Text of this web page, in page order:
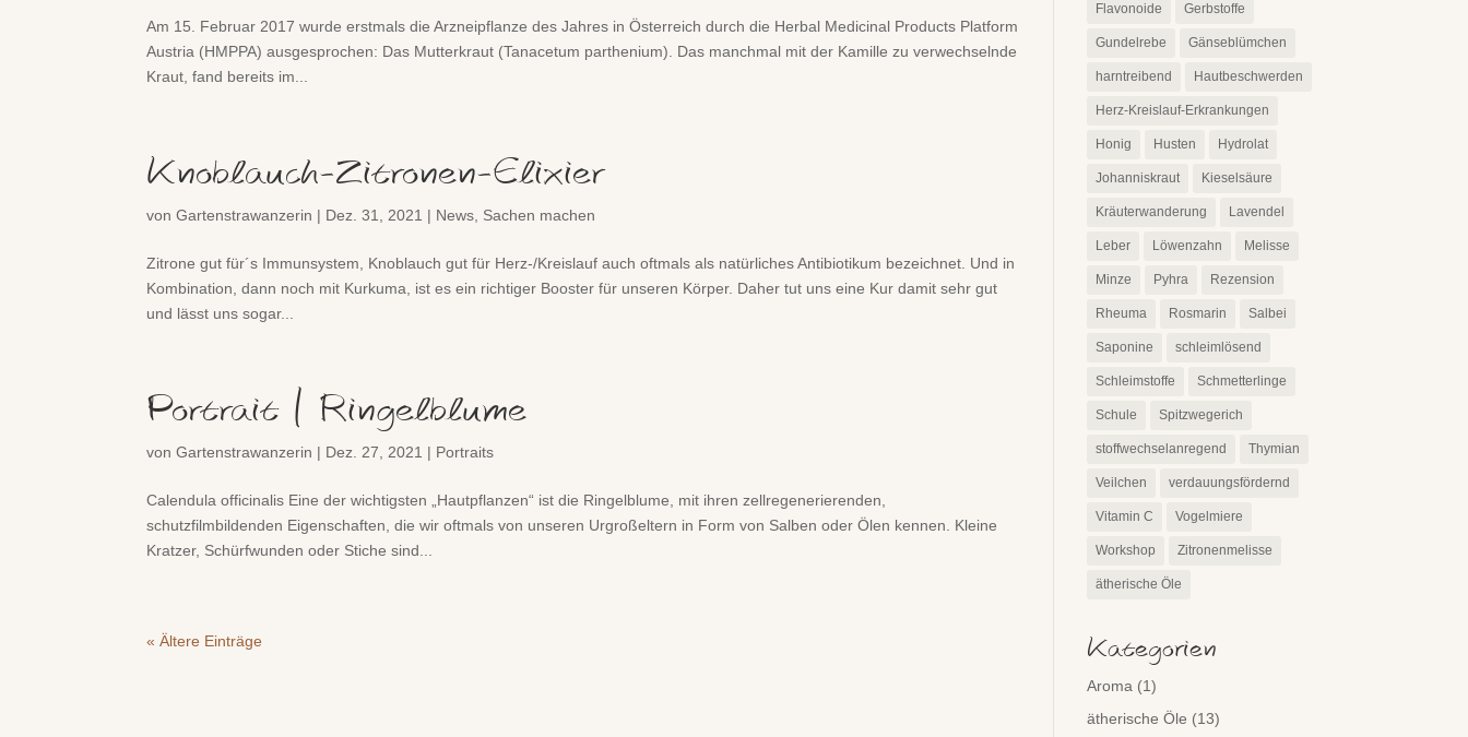
Am 15. Februar 2017 wurde erstmals die Arzneipflanze des Jahres in Österreich durch die Herbal Medicinal Products Platform
Austria (HMPPA) ausgesprochen: Das Mutterkraut (Tanacetum parthenium). Das manchmal mit der Kamille zu verwechselnde
Kraut, fand bereits im...
Knoblauch-Zitronen-Elixier
vonGartenstrawanzerin | Dez. 31, 2021 | News Sachen machen
Zitrone gut für´s Immunsystem, Knoblauch gut für Herz-/Kreislauf auch oftmals als natürliches Antibiotikum bezeichnet. Und in
Kombination, dann noch mit Kurkuma, ist es ein richtiger Booster für unseren Körper. Daher tut uns eine Kur damit sehr gut
und lässt uns sogar...
Portrait | Ringelblume
vonGartenstrawanzerin | Dez. 27, 2021 | Portraits
Calendula officinalis Eine der wichtigsten „Hautpflanzen“ ist die Ringelblume, mit ihren zellregenerierenden,
schutzfilmbildenden Eigenschaften, die wir oftmals von unseren Urgroßeltern in Form von Salben oder Ölen kennen. Kleine
Kratzer, Schürfwunden oder Stiche sind...
« Ältere Einträge
Flavonoide Gerbstoffe
Gundelrebe Gänseblümchen
harntreibend Hautbeschwerden
Herz-Kreislauf-Erkrankungen
Honig Husten Hydrolat
Johanniskraut Kieselsäure
Kräuterwanderung Lavendel
Leber Löwenzahn Melisse
Minze Pyhra Rezension
Rheuma Rosmarin Salbei
Saponine schleimlösend
Schleimstoffe Schmetterlinge
Schule Spitzwegerich
stoffwechselanregend Thymian
Veilchen verdauungsfördernd
Vitamin C Vogelmiere
Workshop Zitronenmelisse
ätherische Öle
Kategorien
Aroma (1)
ätherische Öle (13)